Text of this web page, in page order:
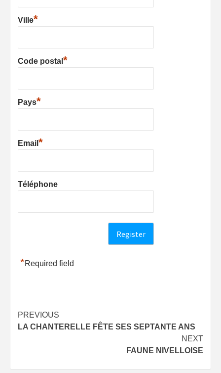
Ville*
Code postal *
Pays*
Email *
Téléphone
*Required field
Post
navigation
PREVIOUS
LA CHANTERELLE FÊTE SES SEPTANTE ANS
NEXT
FAUNE NIVELLOISE